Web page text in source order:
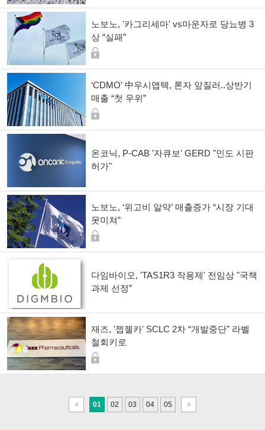
노보노, '카그리세마' vs마운자로 당뇨병 3
상 “실패”
‘CDMO’ 中우시앱텍, 론자 앞질러..상반기
매출 “첫 우위”
온코닉, P-CAB '자큐보' GERD "인도 시판
허가"
노보노, ‘위고비 알약’ 매출증가 “시장 기대
못미쳐”
다임바이오, 'TAS1R3 작용제' 전임상 "국책
과제 선정”
재즈, '젭젤카' SCLC 2차 “개발중단" 라벨
철회키로
이
전
01 02 03 04 05
다
음